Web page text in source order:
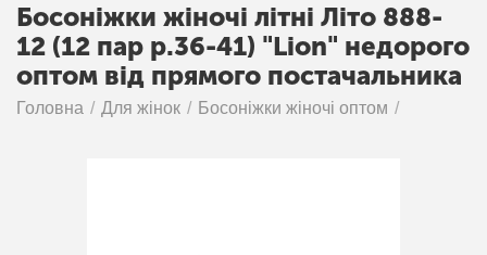
Босоніжки жіночі літні Літо 888-
12 (12 пар р.36-41) "Lion" недорого
оптом від прямого постачальника
Головна / Для жінок / Босоніжки жіночі оптом /